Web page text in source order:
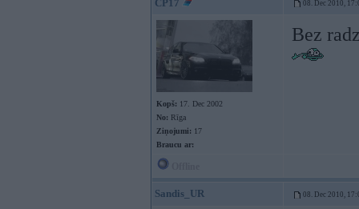
CP17 08. Dec 2010,
Kopš: 17. Dec 2002
No: Rīga
Ziņojumi: 17
Braucu ar:
Bez
Sandis_UR 08. Dec 2010,